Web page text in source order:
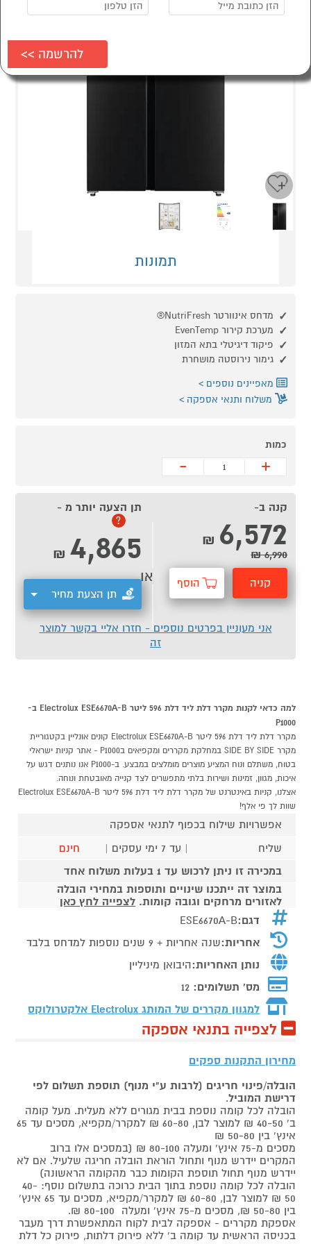
תמונות
מדחס אינוורטר NutriFresh®
מערכת קירור EvenTemp
פיקוד דיגיטלי בתא המזון
גימור נירוסטה מושחרת
מאפיינים נוספים
משלוח ותנאי אספקה
כמות
+
-
קנה ב-
6,572
₪
6,990 ₪
קניה הוסף
תן הצעה יותר מ -
?
4,865
₪
תן הצעת מחיר
או
אני מעוניין בפרטים נוספים - חזרו אליי בקשר למוצר
זה
למה כדאי לקנות מקרר דלת ליד דלת 596 ליטר Electrolux ESE6670A-B ב-
P1000
מקרר דלת ליד דלת 596 ליטר Electrolux ESE6670A-B קונים אונליין בקטגוריית
מקרר SIDE BY SIDE במחלקת מקררים ומקפיאים בP1000 - אתר קניות ישראלי
בטוח, משתלם ונוח המציע מוצרים מומלצים במבצע. ב-P1000 אנו נותנים דגש על
איכות, מגוון, זמינות ושירות בלתי מתפשרים לצד קנייה מאובטחת ונוחה.
אצלנו, קניות באינטרנט של מקרר דלת ליד דלת 596 ליטר Electrolux ESE6670A-B
שוות לך פי אלף!
אפשרויות שילוח בכפוף לתנאי אספקה
שליח
| עד 7 ימי עסקים |
חינם
במכירה זו ניתן לרכוש עד 1 בעלות משלוח אחד
במוצר זה ייתכנו שינויים ותוספות במחירי הובלה
לאזורים מרחקים וגובה קומות. לצפייה לחץ כאן
דגם:ESE6670A-B
אחריות:שנה אחריות + 9 שנים נוספות למדחס בלבד
נותן האחריות:היבואן מיניליין
מס' תשלומים: 12
למגוון מקררים של המותג Electrolux אלקטרולוקס
לצפייה בתנאי אספקה
מחירון התקנות ספקים
הובלה/פינוי חריגים (לרבות ע"י מנוף) תוספת תשלום לפי
דרישת המוביל.
הובלה לכל קומה נוספת בבית מגורים ללא מעלית. מעל קומה
ב' 40-50 ₪ למוצר לבן, 60-80 ₪ למקרר/מקפיא, מסכים עד 65
אינץ' בין 50-80 ₪
מסכים מ-75 אינץ' ומעלה 80-100 ₪ (במסכים אלו ברוב
המקרים יידרש מנוף ותחול הוראת הובלה חריגה שלעיל. אם לא
יידרש מנוף תחול תוספת הקומות כבר מהקומה הראשונה)
הובלה לכל קומה נוספת בתוך הבית כרוכה בתשלום נוסף: 40-
50 ₪ למוצר לבן, 60-80 ₪ למקרר/מקפיא, מסכים עד 65 אינץ'
בין 50-80 ₪, מסכים מ-75 אינץ' ומעלה 80-100 ₪.
אספקת מקררים - אספקה לבית לקוח המתאפשרת דרך מעבר
בכניסה הראשית עד קומה ב' ללא פירוק דלתות, פירוק כל דלת